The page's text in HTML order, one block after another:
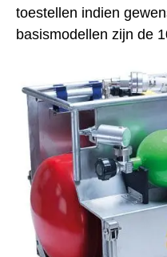
toestellen indien
basismodellen zijn de